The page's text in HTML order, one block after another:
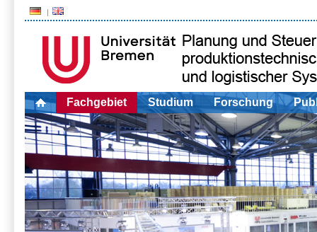
Fachgebiet Studium Forschung